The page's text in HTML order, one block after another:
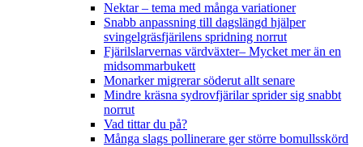
Nektar – tema med många variationer
Snabb anpassning till dagslängd hjälper
svingelgräsfjärilens spridning norrut
Fjärilslarvernas värdväxter– Mycket mer än en
midsommarbukett
Monarker migrerar söderut allt senare
Mindre kräsna sydrovfjärilar sprider sig snabbt
norrut
Vad tittar du på?
Många slags pollinerare ger större bomullsskörd